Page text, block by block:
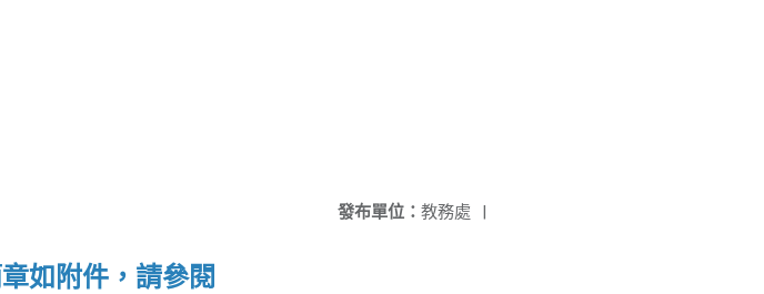
發布單位： 教務處 |
如附件，請參閱